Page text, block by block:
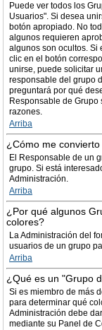
Puede ver todos los
Usuarios". Si desea
botón apropiado. No
algunos requieren
algunos son ocultos. Si
clic en el botón
unirse, puede solicitar
responsable del grupo
preguntará por qué
Responsable de
razones.
Arriba
¿Cómo me
El Responsable de un
grupo. Si está
Administración.
Arriba
¿Por qué algunos
colores?
La Administración del
usuarios de un grupo
Arriba
¿Qué es un "Grupo
Si es miembro de más
para determinar qué
Administración debe
mediante su Panel de